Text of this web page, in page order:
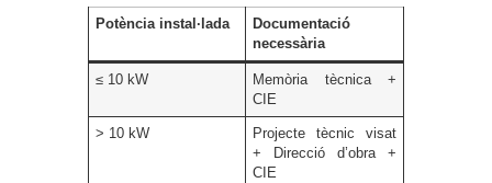
Potència instal·lada
Documentació
necessària
≤ 10 kW
Memòria tècnica +
CIE
> 10 kW
Projecte tècnic visat
+ Direcció d’obra +
CIE